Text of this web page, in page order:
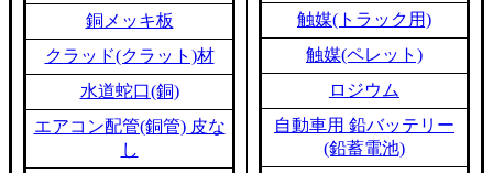
銅メッキ板
クラッド(クラット)材
水道蛇口(銅)
エアコン配管(銅管) 皮な
し
触媒(トラック用)
触媒(ペレット)
ロジウム
自動車用 鉛バッテリー
(鉛蓄電池)